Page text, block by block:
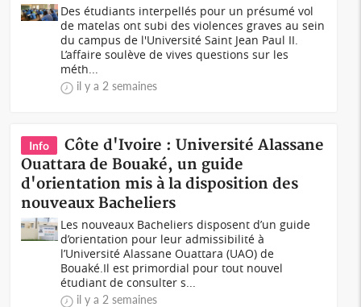
Des étudiants interpellés pour un présumé vol
de matelas ont subi des violences graves au sein
du campus de l'Université Saint Jean Paul II.
L’affaire soulève de vives questions sur les
méth...
il y a 2 semaines
Info
Côte d'Ivoire : Université Alassane
Ouattara de Bouaké, un guide
d'orientation mis à la disposition des
nouveaux Bacheliers
Les nouveaux Bacheliers disposent d’un guide
d’orientation pour leur admissibilité à
l’Université Alassane Ouattara (UAO) de
Bouaké.Il est primordial pour tout nouvel
étudiant de consulter s...
il y a 2 semaines